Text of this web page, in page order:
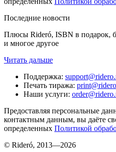
Последние новости
Плюсы Rideró, ISBN в подарок,
и многое другое
Читать дальше
Поддержка:
Печать тиража:
Наши услуги:
Предоставляя персональные
контактным данным, вы даёте
определенных Политикой
© Rideró, 2013—2026